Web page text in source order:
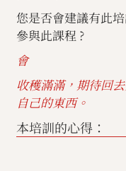
您是否會建議有此
參與此課程 ?
會
收穫滿滿，期待回
自己的東西。
本培訓的心得：